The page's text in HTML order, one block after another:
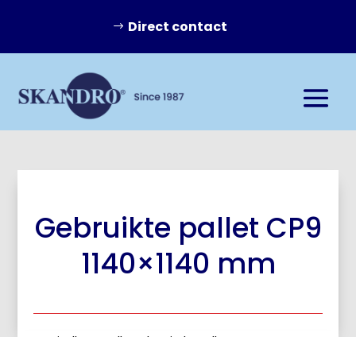
Direct contact
Gebruikte pallet CP9
1140×1140 mm